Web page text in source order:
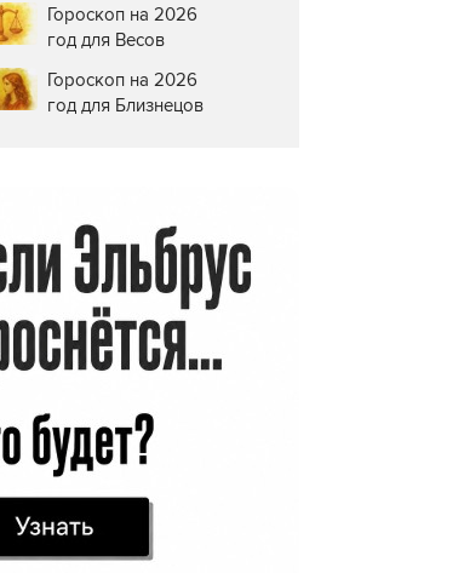
Гороскоп на 2026
год для Весов
Гороскоп на 2026
год для Близнецов